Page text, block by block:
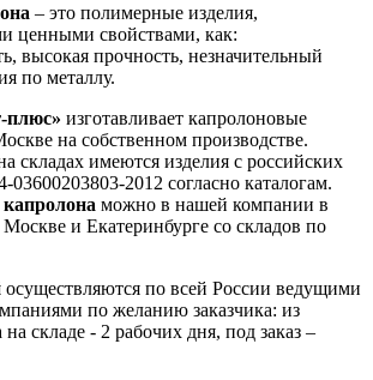
– это полимерные изделия,
ценными свойствами, как:
высокая прочность, незначительный
по металлу.
плюс» изготавливает капролоновые
на собственном производстве.
складах имеются изделия с российских
03600203803-2012 согласно каталогам.
можно в нашей компании в
и Екатеринбурге со складов по
осуществляются по всей России ведущими
по желанию заказчика: из
складе - 2 рабочих дня, под заказ –